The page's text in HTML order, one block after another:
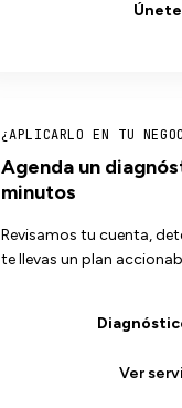
¿APLICARLO EN TU
Agenda un
minutos
Revisamos tu cuenta,
te llevas un plan
Ver